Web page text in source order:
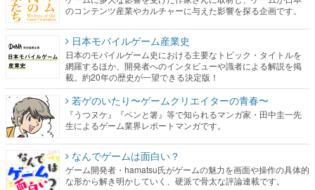
のコンテンツ産業やカルチャーに与えた影響を探る企画です。
日本モバイルゲーム産業史
日本のモバイルゲーム史における主要なトピック・タイトルを
網羅するほか、開発者へのインタビューや識者による解説を掲
載。約20年の歴史が一望できる決定版！
若ゲのいたり〜ゲームクリエイターの青春〜
『うつヌケ』『ペンと箸』等で知られるマンガ家・田中圭一先
生によるゲーム業界レポートマンガです。
なんでゲームは面白い？
ゲーム開発者・hamatsu氏がゲームの魅力を画面や操作の具体的
な形から解き明かしていく、硬派で骨太な評論連載です。